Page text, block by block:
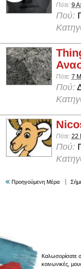
Πότε: 9
Πού:
Πότε: 7
Πού:
Πότε: 22
Πού:
Προηγούμενη Μέρα
Καλωσορίσατε
κοινωνικές,